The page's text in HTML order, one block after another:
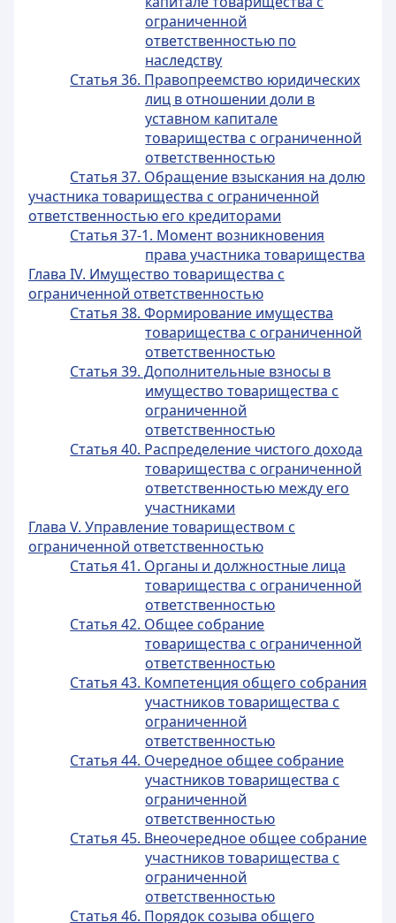
ограниченной
ответственностью по
наследству
Статья 36. Правопреемство юридических
лиц в отношении доли в
уставном капитале
товарищества с ограниченной
ответственностью
Статья 37. Обращение взыскания на долю
участника товарищества с ограниченной
ответственностью его кредиторами
Статья 37-1. Момент возникновения
права участника товарищества
Глава IV. Имущество товарищества с
ограниченной ответственностью
Статья 38. Формирование имущества
товарищества с ограниченной
ответственностью
Статья 39. Дополнительные взносы в
имущество товарищества с
ограниченной
ответственностью
Статья 40. Распределение чистого дохода
товарищества с ограниченной
ответственностью между его
участниками
Глава V. Управление товариществом с
ограниченной ответственностью
Статья 41. Органы и должностные лица
товарищества с ограниченной
ответственностью
Статья 42. Общее собрание
товарищества с ограниченной
ответственностью
Статья 43. Компетенция общего собрания
участников товарищества с
ограниченной
ответственностью
Статья 44. Очередное общее собрание
участников товарищества с
ограниченной
ответственностью
Статья 45. Внеочередное общее собрание
участников товарищества с
ограниченной
ответственностью
Статья 46. Порядок созыва общего